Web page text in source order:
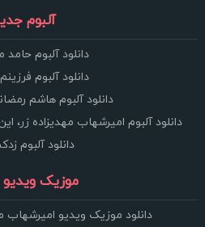
آلبوم
دانلود آلبوم
دانلود آلبوم فرزینم4 ای ام 4
دانلود آلبوم هاشم
دانلود آلبوم امیرشهاب مهدیزاده زر،
دانلود آلبوم
موزیک
دانلود موزیک ویدیو امیرشهاب